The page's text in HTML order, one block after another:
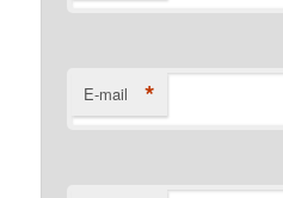
E-mail *